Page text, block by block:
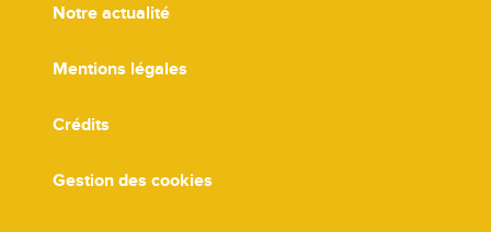
Notre actualité
Mentions légales
Crédits
Gestion des cookies